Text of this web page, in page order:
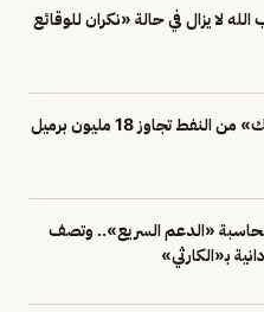
لا يزال في حالة «نكران للوقائع
«بلومبرج»: إنتاج «أوبك» من النفط تجاوز 18 مليون برميل
«الدعم السريع».. وتصف
بـ«الكارثي»